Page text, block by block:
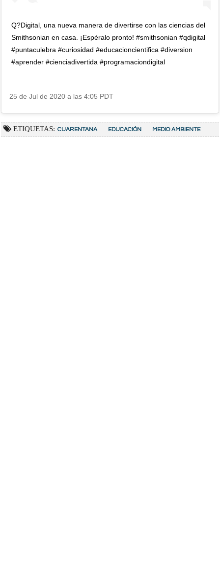
Q?Digital, una nueva manera de divertirse con las ciencias del
Smithsonian en casa. ¡Espéralo pronto! #smithsonian #qdigital
#puntaculebra #curiosidad #educacioncientifica #diversion
#aprender #cienciadivertida #programaciondigital
25 de Jul de 2020 a las 4:05 PDT
ETIQUETAS: CUARENTANA EDUCACIÓN MEDIO AMBIENTE